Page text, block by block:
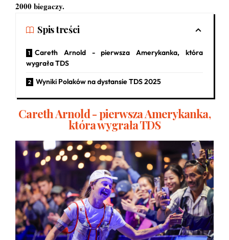
2000 biegaczy.
Spis treści
Careth Arnold - pierwsza Amerykanka, która
wygrała TDS
Wyniki Polaków na dystansie TDS 2025
Careth Arnold - pierwsza Amerykanka,
która wygrała TDS